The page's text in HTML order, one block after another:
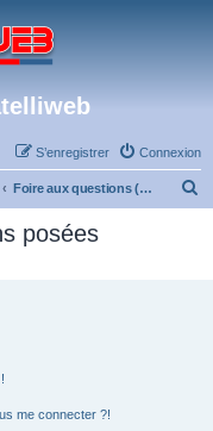
Connexion
S’enregistrer
Foire aux questions (Questions posées fréquemment)
posées
me connecter ?!